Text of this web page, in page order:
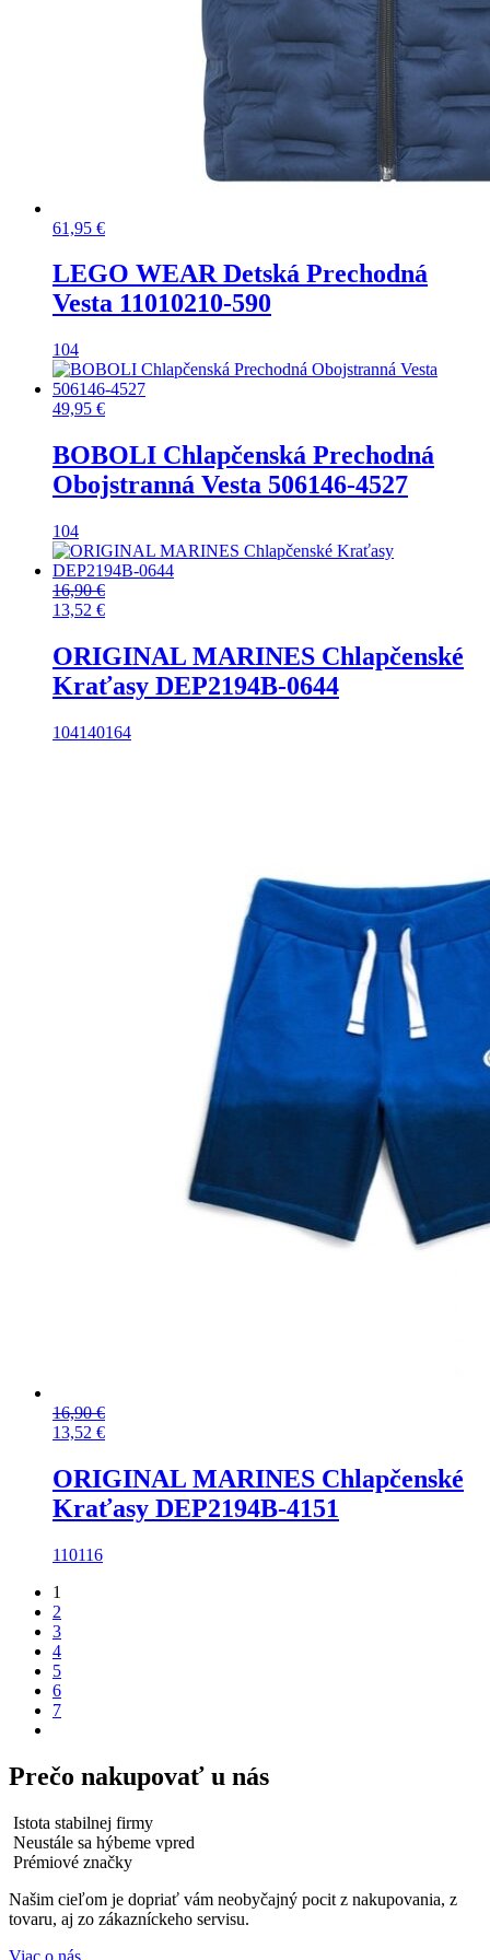
61,95 €
LEGO WEAR Detská Prechodná
Vesta 11010210-590
104
49,95 €
BOBOLI Chlapčenská Prechodná
Obojstranná Vesta 506146-4527
104
16,90€
13,52 €
ORIGINAL MARINES Chlapčenské
Kraťasy DEP2194B-0644
104140164
16,90€
13,52 €
ORIGINAL MARINES Chlapčenské
Kraťasy DEP2194B-4151
110116
1
2
3
4
5
6
7
Prečo nakupovať u nás
Istota stabilnej firmy
Neustále sa hýbeme vpred
Prémiové značky
Našim cieľom je dopriať vám neobyčajný pocit z nakupovania, z
tovaru, aj zo zákazníckeho servisu.
Viac o nás